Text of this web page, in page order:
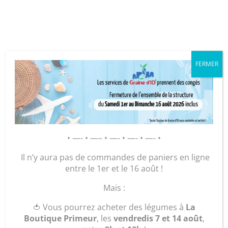
GRAINE D’ID – Régie de Quartiers
de la Roche-sur-Yon
AGIR POUR ET AVEC LES
Fête des
plantes 2023
• —- • —– • —- • —- • —- •
Il n’y aura pas de commandes de paniers en ligne
entre le 1er et le 16 août !
Mais :
🍅 Vous pourrez acheter des légumes à La
Boutique Primeur, les vendredis 7 et 14 août,
FERMER